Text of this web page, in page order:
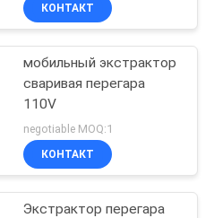
КОНТАКТ
мобильный экстрактор
сваривая перегара
110V
negotiable MOQ:1
КОНТАКТ
Экстрактор перегара